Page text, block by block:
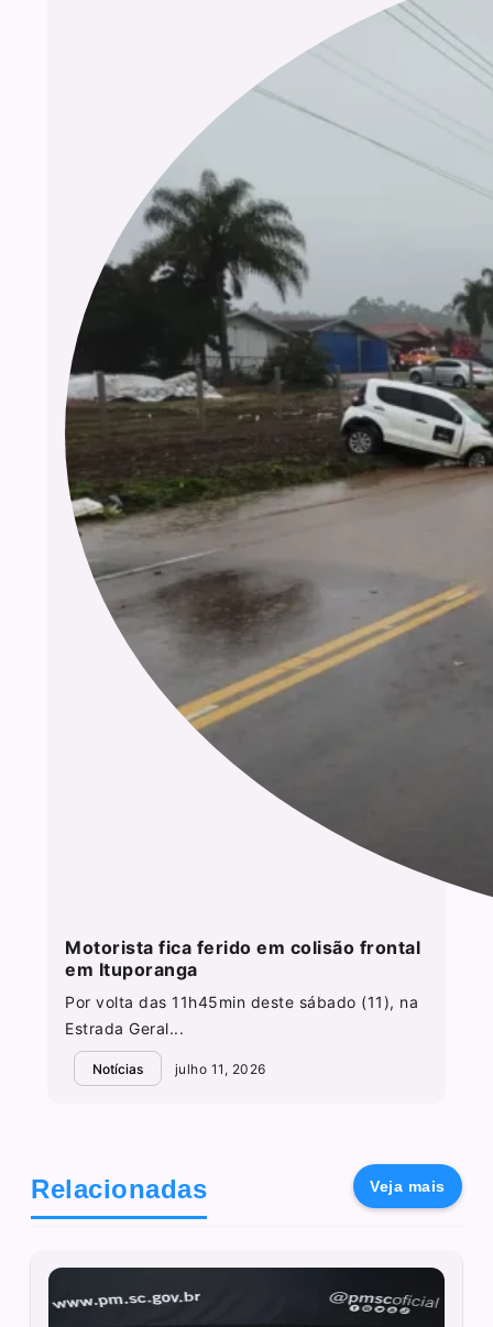
Motorista fica ferido em colisão frontal
em Ituporanga
Por volta das 11h45min deste sábado (11), na
Estrada Geral...
Notícias julho 11, 2026
Relacionadas Veja mais